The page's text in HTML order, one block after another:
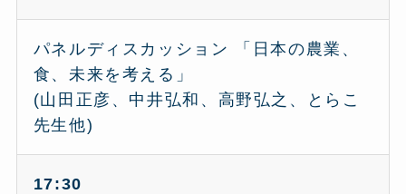
パネルディスカッション 「日本の農業、
食、未来を考える」
(山田正彦、中井弘和、高野弘之、とらこ
先生他)
17:30